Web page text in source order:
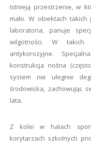
Istnieją przestrzenie, w
mało. W obiektach
laboratoria, panuje
wilgotności. W
antykorozyjne.
konstrukcja nośna
system nie ulegnie
środowiska, zachowując
lata.
Z kolei w halach
korytarzach szkolnych